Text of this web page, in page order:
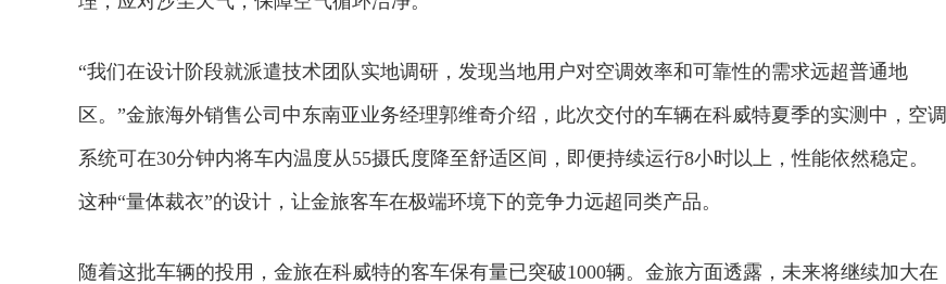
“我们在设计阶段就派遣技术团队实地调研，发现当地用户对空调效率和可靠性的需求远超普通地
区。”金旅海外销售公司中东南亚业务经理郭维奇介绍，此次交付的车辆在科威特夏季的实测中，空调
系统可在30分钟内将车内温度从55摄氏度降至舒适区间，即便持续运行8小时以上，性能依然稳定。
这种“量体裁衣”的设计，让金旅客车在极端环境下的竞争力远超同类产品。
随着这批车辆的投用，金旅在科威特的客车保有量已突破1000辆。金旅方面透露，未来将继续加大在